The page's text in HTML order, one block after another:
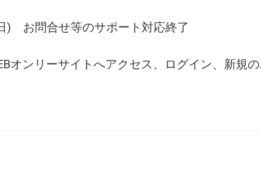
) お問合せ等のサポート対応終了
オンリーサイトへアクセス、ログイン、新規